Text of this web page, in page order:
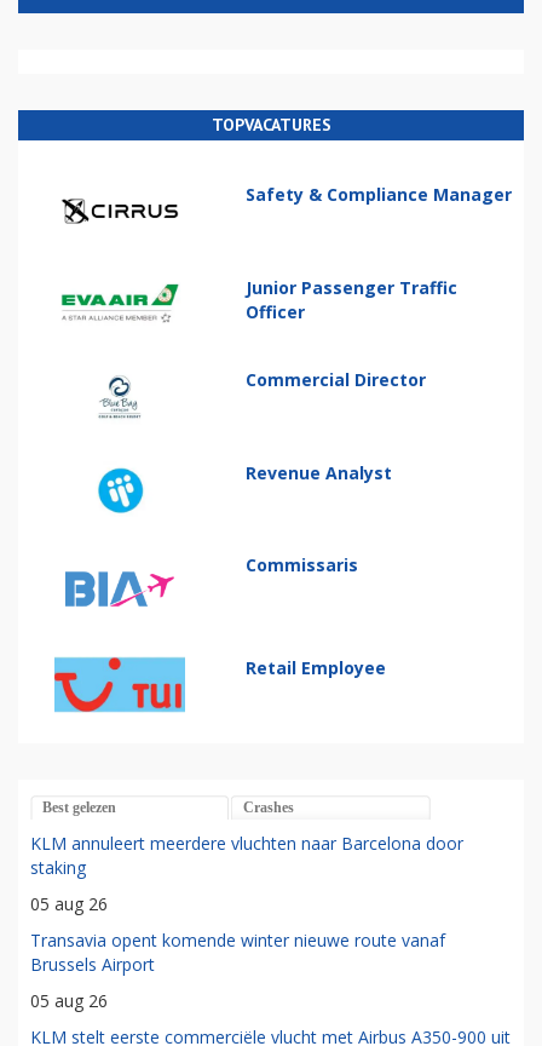
TOPVACATURES
Safety & Compliance Manager
Junior Passenger Traffic
Officer
Commercial Director
Revenue Analyst
Commissaris
Retail Employee
Best gelezen Crashes
KLM annuleert meerdere vluchten naar Barcelona door
staking
05 aug 26
Transavia opent komende winter nieuwe route vanaf
Brussels Airport
05 aug 26
KLM stelt eerste commerciële vlucht met Airbus A350-900 uit